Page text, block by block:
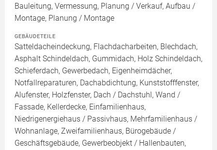
Bauleitung, Vermessung, Planung / Verkauf, Aufbau /
Montage, Planung / Montage
GEBÄUDETEILE
Satteldacheindeckung, Flachdacharbeiten, Blechdach,
Asphalt Schindeldach, Gummidach, Holz Schindeldach,
Schieferdach, Gewerbedach, Eigenheimdächer,
Notfallreparaturen, Dachabdichtung, Kunststofffenster,
Alufenster, Holzfenster, Dach / Dachstuhl, Wand /
Fassade, Kellerdecke, Einfamilienhaus,
Niedrigenergiehaus / Passivhaus, Mehrfamilienhaus /
Wohnanlage, Zweifamilienhaus, Bürogebäude /
Geschäftsgebäude, Gewerbeobjekt / Hallenbauten,